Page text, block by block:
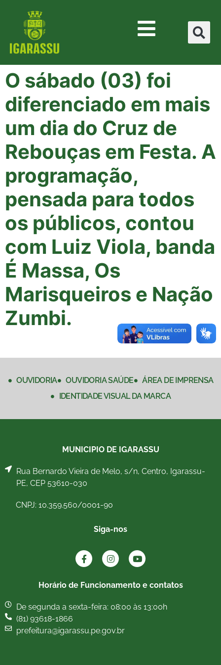
O sábado (03) foi
diferenciado em mais
um dia do Cruz de
Rebouças em Festa. A
programação,
pensada para todos
os públicos, contou
com Luiz Viola, banda
É Massa, Os
Marisqueiros e Nação
Zumbi.
OUVIDORIA OUVIDORIA SAÚDE
ÁREA DE IMPRENSA
IDENTIDADE VISUAL DA MARCA
MUNICIPIO DE IGARASSU
Rua Bernardo Vieira de Melo, s/n, Centro, Igarassu-
PE, CEP 53610-030
CNPJ: 10.359.560/0001-90
Siga-nos
Horário de Funcionamento e contatos
De segunda a sexta-feira: 08:00 às 13:00h
(81) 93618-1866
prefeitura@igarassu.pe.gov.br